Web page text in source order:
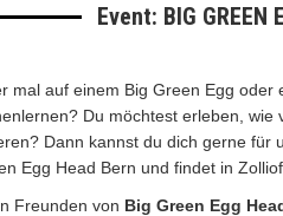
Event: BIG GREEN
mal auf einem Big Green Egg
Du möchtest erleben,
Dann kannst du dich gerne
Egg Head Bern und findet in
Freunden von Big Green Egg